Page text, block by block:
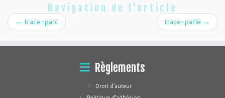
Navigation de l'article
← trace-parc trace-parle →
Règlements
Droit d’auteur